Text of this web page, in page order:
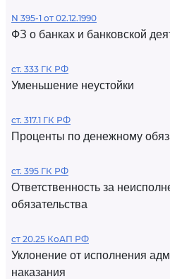
N 395-1 от 02.12.1990
ФЗ о банках и банковской
ст. 333 ГК РФ
Уменьшение неустойки
ст. 317.1 ГК РФ
Проценты по денежному
ст. 395 ГК РФ
Ответственность за
обязательства
ст 20.25 КоАП РФ
Уклонение от исполнения
наказания